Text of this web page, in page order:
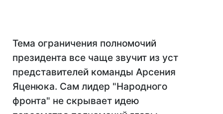
Тема ограничения полномочий
президента все чаще звучит из уст
представителей команды Арсения
Яценюка. Сам лидер "Народного
фронта" не скрывает идею